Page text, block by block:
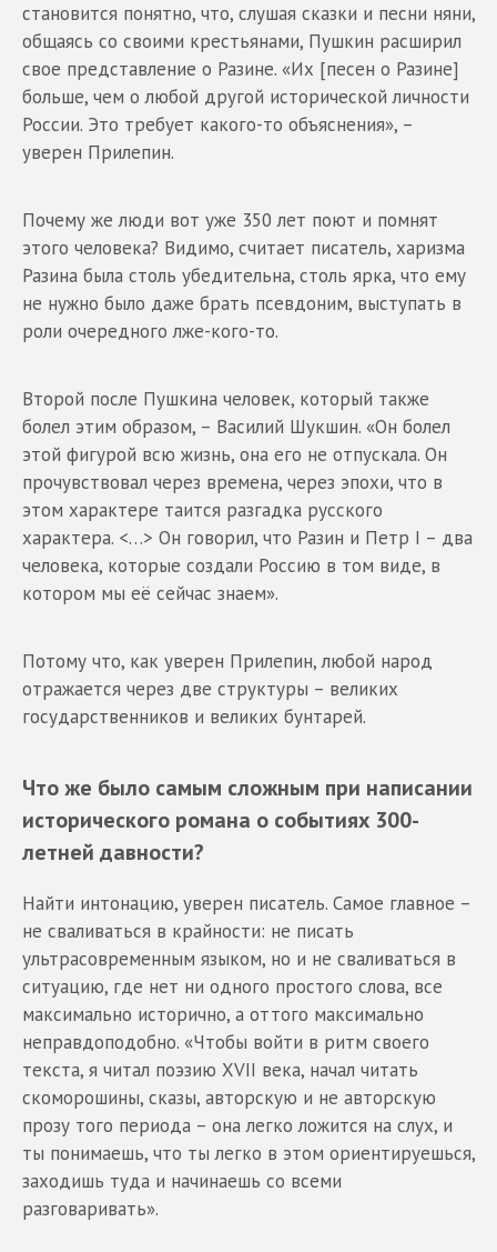
становится понятно, что, слушая сказки и песни няни,
общаясь со своими крестьянами, Пушкин расширил
свое представление о Разине. «Их [песен о Разине]
больше, чем о любой другой исторической личности
России. Это требует какого-то объяснения», –
уверен Прилепин.
Почему же люди вот уже 350 лет поют и помнят
этого человека? Видимо, считает писатель, харизма
Разина была столь убедительна, столь ярка, что ему
не нужно было даже брать псевдоним, выступать в
роли очередного лже-кого-то.
Второй после Пушкина человек, который также
болел этим образом, – Василий Шукшин. «Он болел
этой фигурой всю жизнь, она его не отпускала. Он
прочувствовал через времена, через эпохи, что в
этом характере таится разгадка русского
характера. <…> Он говорил, что Разин и Петр I – два
человека, которые создали Россию в том виде, в
котором мы её сейчас знаем».
Потому что, как уверен Прилепин, любой народ
отражается через две структуры – великих
государственников и великих бунтарей.
Что же было самым сложным при написании
исторического романа о событиях 300-
летней давности?
Найти интонацию, уверен писатель. Самое главное –
не сваливаться в крайности: не писать
ультрасовременным языком, но и не сваливаться в
ситуацию, где нет ни одного простого слова, все
максимально исторично, а оттого максимально
неправдоподобно. «Чтобы войти в ритм своего
текста, я читал поэзию XVII века, начал читать
скоморошины, сказы, авторскую и не авторскую
прозу того периода – она легко ложится на слух, и
ты понимаешь, что ты легко в этом ориентируешься,
заходишь туда и начинаешь со всеми
разговаривать».